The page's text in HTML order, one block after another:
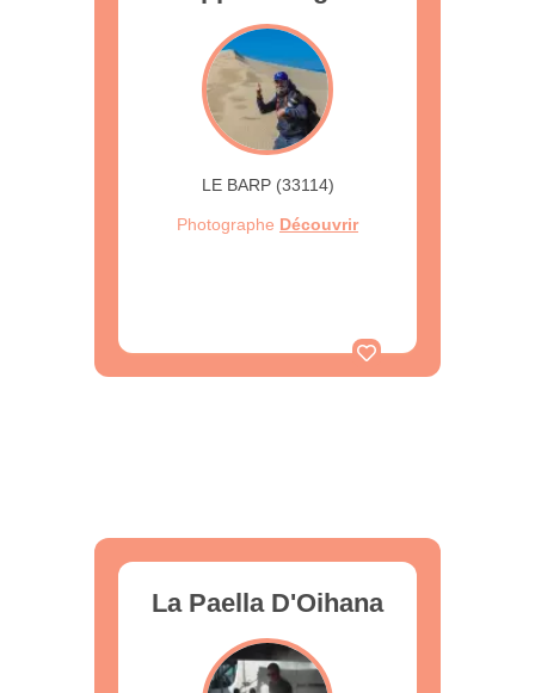
LE BARP (33114)
Photographe Découvrir
La Paella D'Oihana